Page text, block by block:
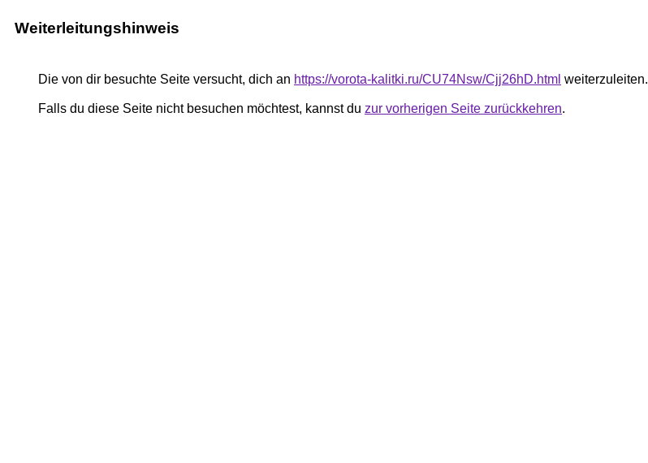
Weiterleitungshinweis
Die von dir besuchte Seite versucht, dich an https://vorota-kalitki.ru/CU74Nsw/Cjj26hD.html weiterzuleiten.
Falls du diese Seite nicht besuchen möchtest, kannst du zur vorherigen Seite zurückkehren.